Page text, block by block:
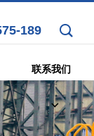
189
联系我们